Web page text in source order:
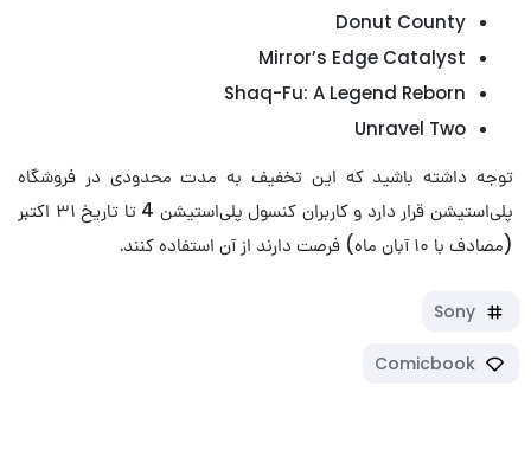
Donut County
Mirror’s Edge Catalyst
Shaq-Fu: A Legend Reborn
Unravel Two
توجه داشته باشید که این تخفیف به مدت محدودی در فروشگاه
پلی‎‌استیشن قرار دارد و کاربران کنسول پلی‌استیشن 4 تا تاریخ ۳۱ اکتبر
(مصادف با ۱۰ آبان ماه) فرصت دارند از آن‌ استفاده کنند.
Sony
Comicbook